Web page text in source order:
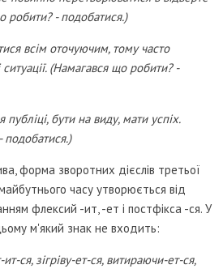
робити? - подобатися.)
всім оточуючим, тому часто
(Намагався що робити? -
публіці, бути на виду, мати успіх.
подобатися.)
форма зворотних дієслів третьої
часу утворюється від
флексий -ит, -ет і постфікса -ся. У
м'який знак не входить:
ся, зігріву-ет-ся, витираючи-ет-ся,